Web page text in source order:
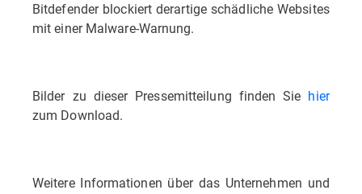
Bitdefender blockiert derartige schädliche Websites
mit einer Malware-Warnung.
Bilder zu dieser Pressemitteilung finden Sie hier
zum Download.
Weitere Informationen über das Unternehmen und